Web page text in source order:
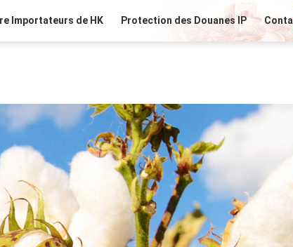
Importateurs de HK Protection des Douanes IP